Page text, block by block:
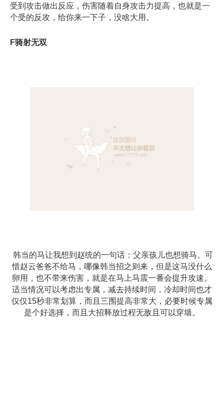
受到攻击做出反应，伤害随着自身攻击力提高，也就是一
个受的反攻，给你来一下子，没啥大用。
F骑射无双
韩当的马让我想到赵统的一句话：父亲孩儿也想骑马。可
惜赵云爸爸不给马，哪像韩当招之则来，但是这马没什么
卵用，也不带来伤害，就是在马上马震一番会提升攻速。
适当情况可以考虑出专属，减去持续时间，冷却时间也才
仅仅15秒非常划算，而且三围提高非常大，必要时候专属
是个好选择，而且大招释放过程无敌且可以穿墙。